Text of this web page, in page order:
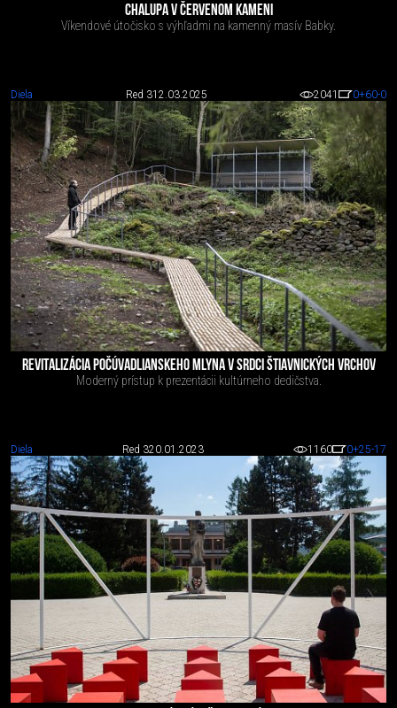
CHALUPA V ČERVENOM KAMENI
Víkendové útočisko s výhľadmi na kamenný masív Babky.
Diela Red 312.03.2025 2041 0+60-0
REVITALIZÁCIA POČÚVADLIANSKEHO MLYNA V SRDCI ŠTIAVNICKÝCH VRCHOV
Moderný prístup k prezentácii kultúrneho dedičstva.
Diela Red 320.01.2023 1160 0+25-17